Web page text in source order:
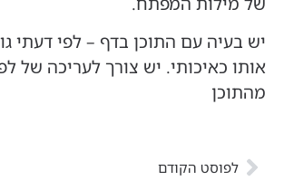
יש בעיה עם התוכן בדף – לפי דעתי
אותו כאיכותי. יש צורך לעריכה של
מהתוכן
לפוסט הקודם